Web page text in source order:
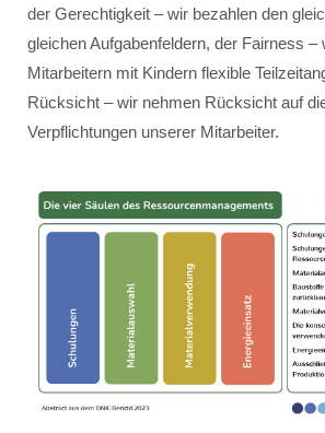
der Gerechtigkeit – wir bezahlen den
gleichen Aufgabenfeldern, der Fairness –
Mitarbeitern mit Kindern flexible
Rücksicht – wir nehmen Rücksicht auf
Verpflichtungen unserer Mitarbeiter.